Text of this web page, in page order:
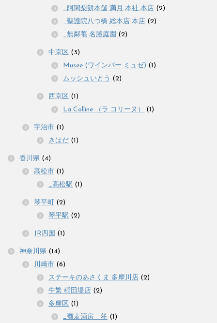
_阿闍梨餅本舗 満月 本社 本店 (2)
_聖護院八つ橋 総本店 本店 (2)
_無鄰菴 名勝庭園 (2)
中京区 (3)
Musee (ワインバー ミュゼ) (1)
ムッシュいとう (2)
西京区 (1)
La Colline （ラ コリーヌ）
(1)
宇治市 (1)
きはだ (1)
香川県 (4)
高松市 (1)
_高松駅 (1)
琴平町 (2)
琴平駅 (2)
JR四国 (1)
神奈川県 (14)
川崎市 (6)
ステーキのあさくま 多摩川店 (2)
牛繁 稲田堤店 (2)
多摩区 (1)
_蕎麦酒房 笙 (1)